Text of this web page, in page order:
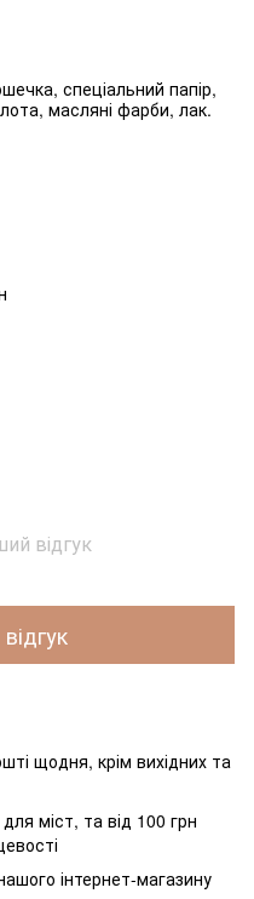
спеціальний папір,
масляні фарби, лак.
відгук
щодня, крім вихідних та
міст, та від 100 грн
інтернет-магазину